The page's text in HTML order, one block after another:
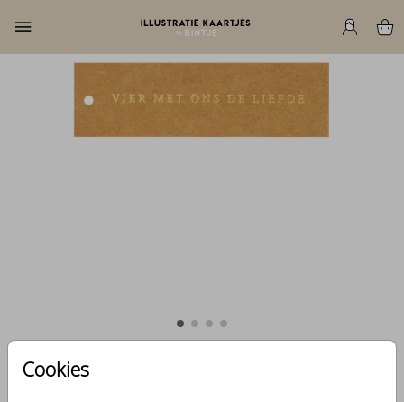
Cookies
Kraftlabel folie bruiloft